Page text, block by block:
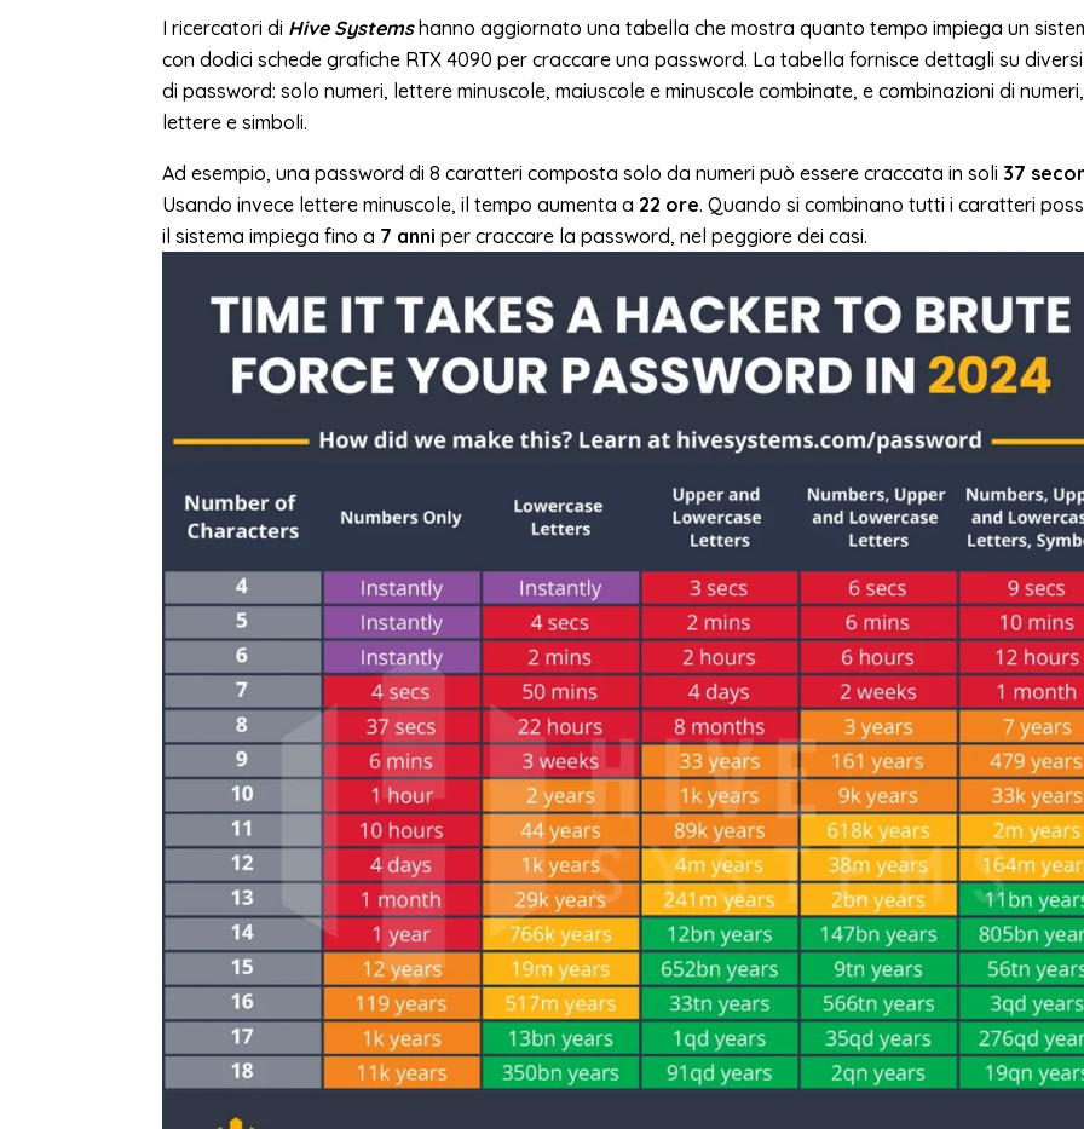
I ricercatori di Hive Systemshanno aggiornato una tabella che mostra quanto tempo impiega un
con dodici schede grafiche RTX 4090 per craccare una password. La tabella fornisce dettagli su
di password: solo numeri, lettere minuscole, maiuscole e minuscole combinate, e combinazioni di numeri,
lettere e simboli.
Ad esempio, una password di 8 caratteri composta solo da numeri può essere craccata in soli 37
Usando invece lettere minuscole, il tempo aumenta a 22 ore. Quando si combinano tutti i caratteri
il sistema impiega fino a 7 anni per craccare la password, nel peggiore dei casi.